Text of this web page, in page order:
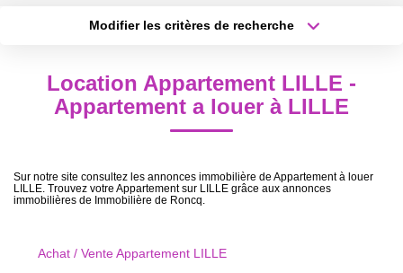
NOTRE AGENCE
Modifier les critères de recherche
Sélectionnez...
Type de bien
Surface min
Créer une alerte
Location Appartement LILLE -
Appartement a louer à LILLE
Sur notre site consultez les annonces immobilière de Appartement à louer
LILLE. Trouvez votre Appartement sur LILLE grâce aux annonces
immobilières de Immobilière de Roncq.
Achat / Vente Appartement LILLE